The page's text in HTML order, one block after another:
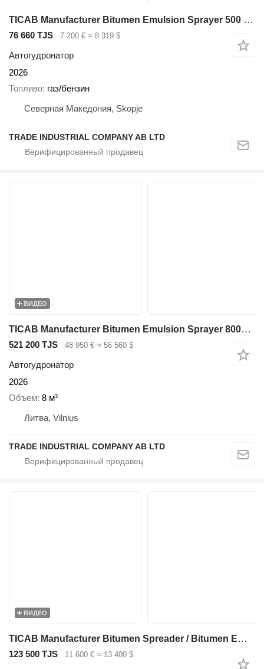
TICAB Manufacturer Bitumen Emulsion Sprayer 500 L / Bitumen Spreader
76 660 TJS 7 200 € ≈ 8 319 $
Автогудронатор
2026
Топливо газ/бензин
Северная Македония, Skopje
TRADE INDUSTRIAL COMPANY AB LTD
ВИДЕО
TICAB Manufacturer Bitumen Emulsion Sprayer 8000 L / Bitumen spreader
521 200 TJS 48 950 € ≈ 56 560 $
Автогудронатор
2026
Объем 8 м³
Литва, Vilnius
TRADE INDUSTRIAL COMPANY AB LTD
ВИДЕО
TICAB Manufacturer Bitumen Spreader / Bitumen Emulsion Sprayer 2000 L
123 500 TJS 11 600 € ≈ 13 400 $